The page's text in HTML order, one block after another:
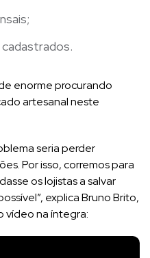
enorme procurando
artesanal neste
seria perder
Por isso, corremos para
os lojistas a salvar
explica Bruno Brito,
vídeo na íntegra: